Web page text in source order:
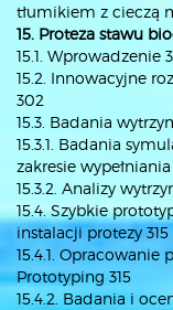
tłumikiem z cieczą
15. Proteza stawu
15.1. Wprowadzenie
15.2. Innowacyjne
302
15.3. Badania
15.3.1. Badania
zakresie
15.3.2. Analizy
15.4. Szybkie
instalacji protezy 315
15.4.1.
Prototyping 315
15.4.2. Badania i